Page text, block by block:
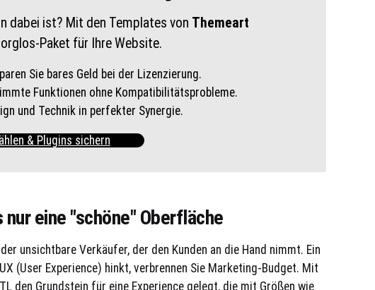
dabei ist? Mit den Templates von Themeart
Paket für Ihre Website.
Sie bares Geld bei der Lizenzierung.
Funktionen ohne Kompatibilitätsprobleme.
und Technik in perfekter Synergie.
& Plugins sichern
eine "schöne" Oberfläche
unsichtbare Verkäufer, der den Kunden an die Hand nimmt. Ein
(User Experience) hinkt, verbrennen Sie Marketing-Budget. Mit
den Grundstein für eine Experience gelegt, die mit Größen wie